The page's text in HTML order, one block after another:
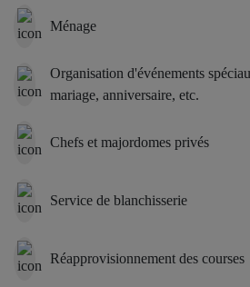
Ménage
Organisation d'événements
mariage, anniversaire, etc.
Chefs et majordomes privés
Service de blanchisserie
Réapprovisionnement des courses